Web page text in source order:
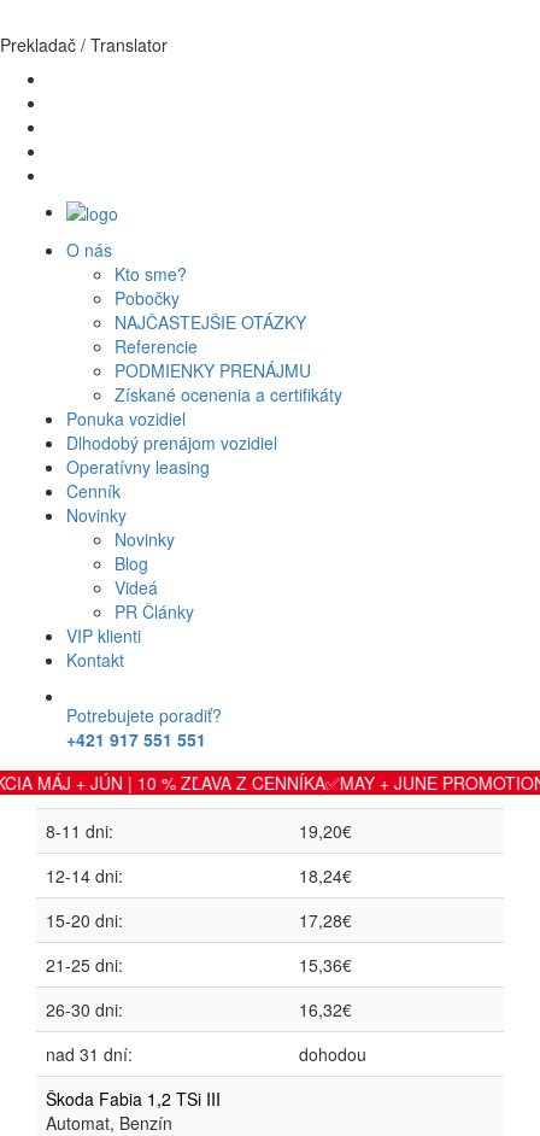
Prekladač / Translator
O nás
Kto sme?
Pobočky
NAJČASTEJŠIE OTÁZKY
Referencie
PODMIENKY PRENÁJMU
Získané ocenenia a certifikáty
Ponuka vozidiel
Dlhodobý prenájom vozidiel
Operatívny leasing
Cenník
Novinky
Novinky
Blog
Videá
PR Články
VIP klienti
Kontakt
Potrebujete poradiť?
+421 917 551 551
JÚN | 10 % ZĽAVA Z CENNÍKA✅MAY + JUNE PROMOTION | 10%
Domov
Cenník
CENNÍK
* Ceny autopožičovne sú uvedené ako denná sadzba bez DPH
23%.
S našou autopožičovňou je cena dohodou možná !
Ekonomická trieda automobilov
Škoda Fabia 1,2 TSi III combi
Manuál, Benzín
1 deň:
2-3 dni:
4-7 dni:
20,16€
8-11 dni:
19,20€
12-14 dni:
18,24€
15-20 dni:
17,28€
21-25 dni:
15,36€
26-30 dni:
16,32€
nad 31 dní:
dohodou
Škoda Fabia 1,2 TSi III
Automat, Benzín